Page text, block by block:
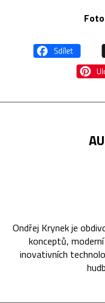
Ondřej Krynek je
konceptů,
inovativních